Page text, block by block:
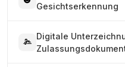
Gesichtserkennung
Digitale